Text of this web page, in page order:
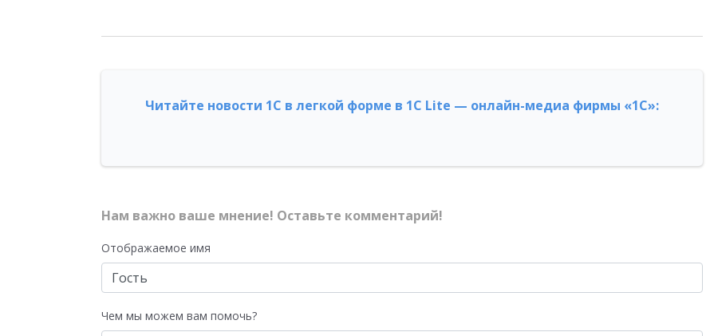
Читайте новости 1С в легкой форме в 1С Lite — онлайн-медиа фирмы «1С»:
Нам важно ваше мнение! Оставьте комментарий!
Отображаемое имя
Чем мы можем вам помочь?